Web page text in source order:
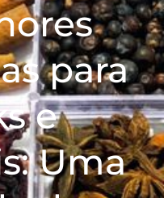
para
e
Uma